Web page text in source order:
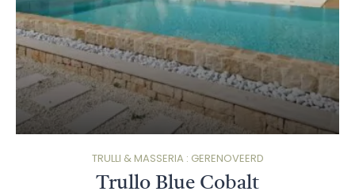
TRULLI & MASSERIA : GERENOVEERD
Trullo Blue Cobalt